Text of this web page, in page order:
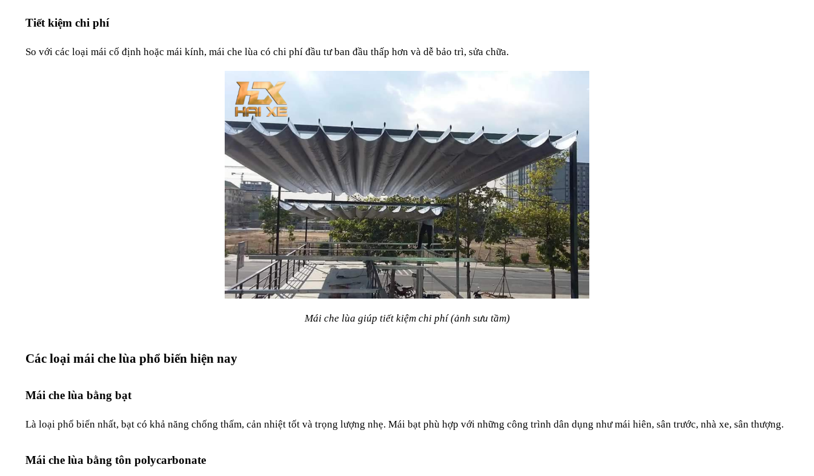
Tiết kiệm chi phí
So với các loại mái cố định hoặc mái kính, mái che lùa có chi phí đầu tư ban đầu thấp hơn và dễ bảo trì, sửa chữa.
Mái che lùa giúp tiết kiệm chi phí (ảnh sưu tầm)
Các loại mái che lùa phổ biến hiện nay
Mái che lùa bằng bạt
Là loại phổ biến nhất, bạt có khả năng chống thấm, cản nhiệt tốt và trọng lượng nhẹ. Mái bạt phù hợp với những công trình dân dụng như mái hiên, sân trước, nhà xe, sân thượng.
Mái che lùa bằng tôn polycarbonate